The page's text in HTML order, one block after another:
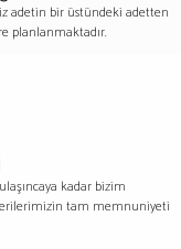
adetin bir üstündeki adetten
planlanmaktadır.
kadar bizim
tam memnuniyeti